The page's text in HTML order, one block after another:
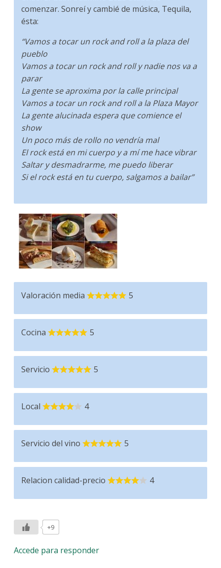
comenzar. Sonreí y cambié de música, Tequila,
ésta:
“Vamos a tocar un rock and roll a la plaza del
pueblo
Vamos a tocar un rock and roll y nadie nos va a
parar
La gente se aproxima por la calle principal
Vamos a tocar un rock and roll a la Plaza Mayor
La gente alucinada espera que comience el
show
Un poco más de rollo no vendría mal
El rock está en mi cuerpo y a mí me hace vibrar
Saltar y desmadrarme, me puedo liberar
Si el rock está en tu cuerpo, salgamos a bailar”
Valoración media 5
Cocina 5
Servicio 5
Local 4
Servicio del vino 5
Relacion calidad-precio 4
+9
Accede para responder